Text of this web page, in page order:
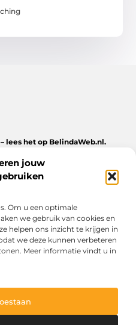
jouw
Om u een optimale
we gebruik van cookies en
helpen ons inzicht te krijgen in
we deze kunnen verbeteren
Meer informatie vindt u in
lees het op BelindaWeb.nl.
bieden heeft.
(EU)